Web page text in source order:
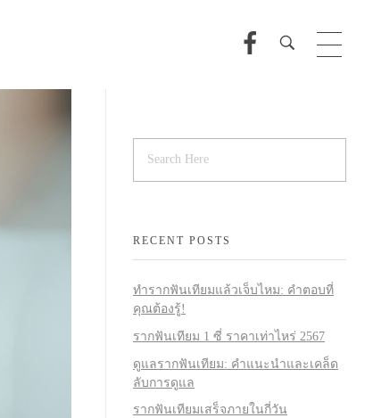
RECENT POSTS
ทำรากฟันเทียมแล้วเจ็บไหม: คำตอบที่
คุณต้องรู้!
รากฟันเทียม 1 ซี่ ราคาเท่าไหร่ 2567
ดูแลรากฟันเทียม: คำแนะนำและเคล็ด
ลับการดูแล
รากฟันเทียมเสร็จภายในกี่วัน